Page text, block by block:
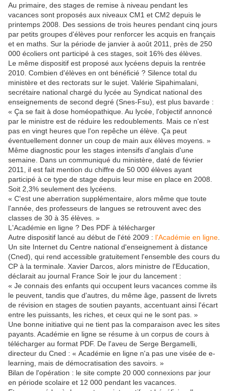
Au primaire, des stages de remise à niveau pendant les
vacances sont proposés aux niveaux CM1 et CM2 depuis le
printemps 2008. Des sessions de trois heures pendant cinq jours
par petits groupes d'élèves pour renforcer les acquis en français
et en maths. Sur la période de janvier à août 2011, près de 250
000 écoliers ont participé à ces stages, soit 16% des élèves.
Le même dispositif est proposé aux lycéens depuis la rentrée
2010. Combien d'élèves en ont bénéficié ? Silence total du
ministère et des rectorats sur le sujet. Valérie Sipahimalani,
secrétaire national chargé du lycée au Syndicat national des
enseignements de second degré (Snes-Fsu), est plus bavarde :
« Ça se fait à dose homéopathique. Au lycée, l'objectif annoncé
par le ministre est de réduire les redoublements. Mais ce n'est
pas en vingt heures que l'on repêche un élève. Ça peut
éventuellement donner un coup de main aux élèves moyens. »
Même diagnostic pour les stages intensifs d'anglais d'une
semaine. Dans un communiqué du ministère, daté de février
2011, il est fait mention du chiffre de 50 000 élèves ayant
participé à ce type de stage depuis leur mise en place en 2008.
Soit 2,3% seulement des lycéens.
« C'est une aberration supplémentaire, alors même que toute
l'année, des professeurs de langues se retrouvent avec des
classes de 30 à 35 élèves. »
L'Académie en ligne ? Des PDF à télécharger
Autre dispositif lancé au début de l'été 2009 : l'Académie en ligne
Un site Internet du Centre national d'enseignement à distance
(Cned), qui rend accessible gratuitement l'ensemble des cours du
CP à la terminale. Xavier Darcos, alors ministre de l'Education,
déclarait au journal France Soir le jour du lancement :
« Je connais des enfants qui occupent leurs vacances comme ils
le peuvent, tandis que d'autres, du même âge, passent de livrets
de révision en stages de soutien payants, accentuant ainsi l'écart
entre les puissants, les riches, et ceux qui ne le sont pas. »
Une bonne initiative qui ne tient pas la comparaison avec les sites
payants. Académie en ligne se résume à un corpus de cours à
télécharger au format PDF. De l'aveu de Serge Bergamelli,
directeur du Cned : « Académie en ligne n'a pas une visée de e-
learning, mais de démocratisation des savoirs. »
Bilan de l'opération : le site compte 20 000 connexions par jour
en période scolaire et 12 000 pendant les vacances.